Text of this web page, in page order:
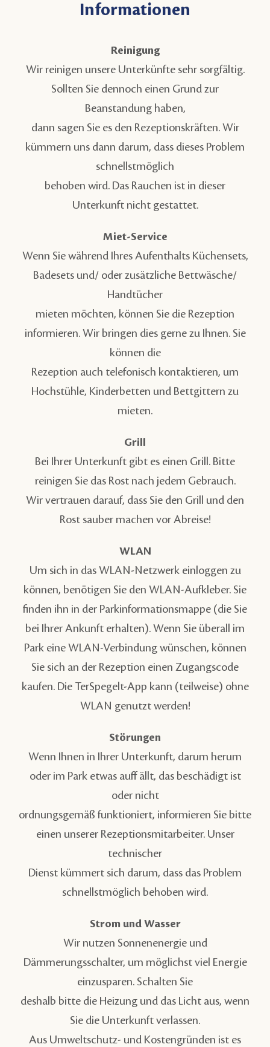
Informationen
Reinigung
Wir reinigen unsere Unterkünfte sehr sorgfältig.
Sollten Sie dennoch einen Grund zur
Beanstandung haben,
dann sagen Sie es den Rezeptionskräften. Wir
kümmern uns dann darum, dass dieses Problem
schnellstmöglich
behoben wird. Das Rauchen ist in dieser
Unterkunft nicht gestattet.
Miet-Service
Wenn Sie während Ihres Aufenthalts Küchensets,
Badesets und/ oder zusätzliche Bettwäsche/
Handtücher
mieten möchten, können Sie die Rezeption
informieren. Wir bringen dies gerne zu Ihnen. Sie
können die
Rezeption auch telefonisch kontaktieren, um
Hochstühle, Kinderbetten und Bettgittern zu
mieten.
Grill
Bei Ihrer Unterkunft gibt es einen Grill. Bitte
reinigen Sie das Rost nach jedem Gebrauch.
Wir vertrauen darauf, dass Sie den Grill und den
Rost sauber machen vor Abreise!
WLAN
Um sich in das WLAN-Netzwerk einloggen zu
können, benötigen Sie den WLAN-Aufkleber. Sie
finden ihn in der Parkinformationsmappe (die Sie
bei Ihrer Ankunft erhalten). Wenn Sie überall im
Park eine WLAN-Verbindung wünschen, können
Sie sich an der Rezeption einen Zugangscode
kaufen. Die TerSpegelt-App kann (teilweise) ohne
WLAN genutzt werden!
Störungen
Wenn Ihnen in Ihrer Unterkunft, darum herum
oder im Park etwas auff ällt, das beschädigt ist
oder nicht
ordnungsgemäß funktioniert, informieren Sie bitte
einen unserer Rezeptionsmitarbeiter. Unser
technischer
Dienst kümmert sich darum, dass das Problem
schnellstmöglich behoben wird.
Strom und Wasser
Wir nutzen Sonnenenergie und
Dämmerungsschalter, um möglichst viel Energie
einzusparen. Schalten Sie
deshalb bitte die Heizung und das Licht aus, wenn
Sie die Unterkunft verlassen.
Aus Umweltschutz- und Kostengründen ist es